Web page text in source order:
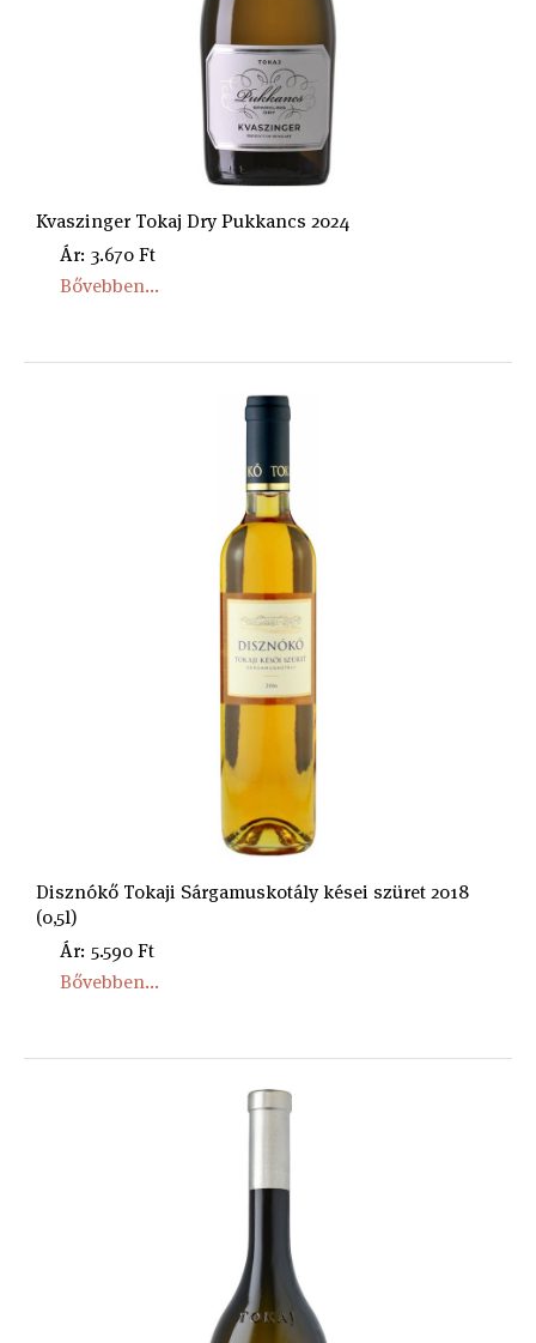
Kvaszinger Tokaj Dry Pukkancs 2024
Ár: 3.670 Ft
Bővebben...
Disznókő Tokaji Sárgamuskotály kései szüret 2018
(0,5l)
Ár: 5.590 Ft
Bővebben...